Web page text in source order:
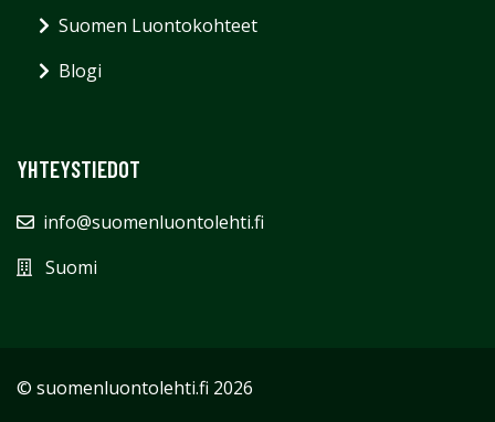
Suomen Luontokohteet
Blogi
YHTEYSTIEDOT
info@suomenluontolehti.fi
Suomi
© suomenluontolehti.fi 2026